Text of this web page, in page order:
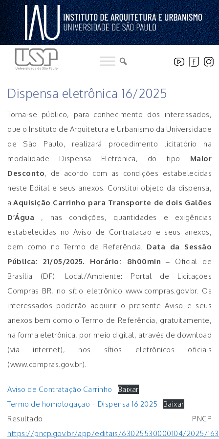
Pular
para
o
conteúdo
Dispensa eletrônica 16/2025
Torna-se público, para conhecimento dos interessados,
que o Instituto de Arquitetura e Urbanismo da Universidade
de São Paulo, realizará procedimento licitatório na
modalidade Dispensa Eletrônica, do tipo Maior
Desconto, de acordo com as condições estabelecidas
neste Edital e seus anexos. Constitui objeto da dispensa,
aAquisição Carrinho para Transporte de dois Galões
D’Água , nas condições, quantidades e exigências
estabelecidas no Aviso de Contratação e seus anexos,
bem como no Termo de Referência. Data da Sessão
Pública: 21/05/2025. Horário: 8h00min – Oficial de
Brasília (DF). Local/Ambiente: Portal de Licitações
Compras BR, no sítio eletrônico www.compras.gov.br. Os
interessados poderão adquirir o presente Aviso e seus
anexos bem como o Termo de Referência, gratuitamente,
na forma eletrônica, por meio digital, através de download
(via internet), nos sítios eletrônicos oficiais
(www.compras.gov.br).
Aviso de Contratação Carrinho
Baixar
Termo de homologação – Dispensa 16 2025
Baixar
Resultado PNCP
https://pncp.gov.br/app/editais/63025530000104/2025/